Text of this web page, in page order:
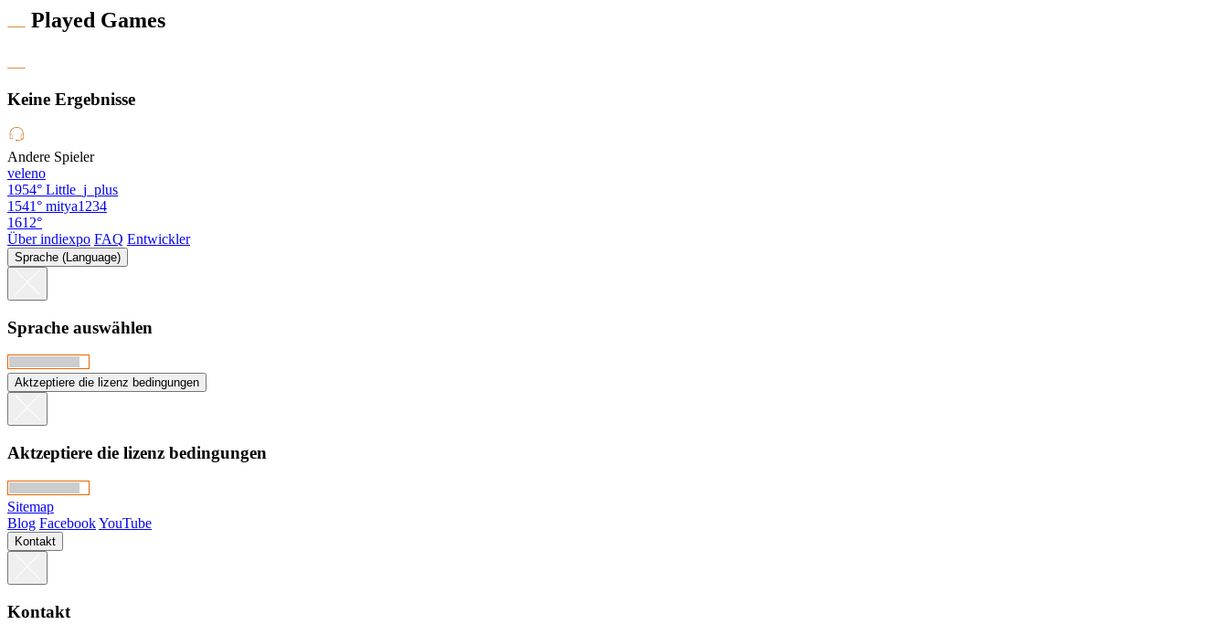
Played Games
Keine Ergebnisse
Andere Spieler
veleno
1954° Little_j_plus
1541° mitya1234
1612°
Über indiexpo FAQ Entwickler
Sprache (Language)
Sprache auswählen
Aktzeptiere die lizenz bedingungen
Aktzeptiere die lizenz bedingungen
Sitemap
Blog FacebookYouTube
Kontakt
Kontakt